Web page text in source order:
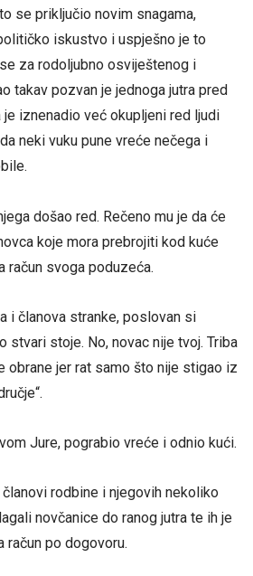
se priključio novim snagama,
iskustvo i uspješno je to
za rodoljubno osviještenog i
takav pozvan je jednoga jutra pred
iznenadio već okupljeni red ljudi
neki vuku pune vreće nečega i
došao red. Rečeno mu je da će
koje mora prebrojiti kod kuće
račun svoga poduzeća.
i članova stranke, poslovan si
stvari stoje. No, novac nije tvoj. Triba
obrane jer rat samo što nije stigao iz
Jure, pograbio vreće i odnio kući.
rodbine i njegovih nekoliko
novčanice do ranog jutra te ih je
račun po dogovoru.